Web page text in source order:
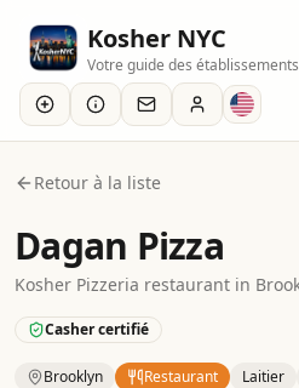
Kosher NYC
Votre guide des
Retour à la liste
Dagan Pizza
Kosher Pizzeria restaurant in
Casher certifié
Brooklyn Restaurant Laitier